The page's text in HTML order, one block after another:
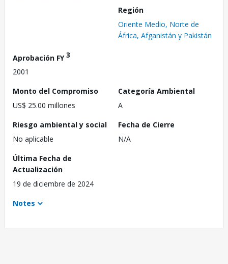
Región
Oriente Medio, Norte de
África, Afganistán y Pakistán
Aprobación FY3
2001
Monto del Compromiso
US$ 25.00 millones
Categoría Ambiental
A
Riesgo ambiental y social
No aplicable
Fecha de Cierre
N/A
Última Fecha de
Actualización
19 de diciembre de 2024
Notes